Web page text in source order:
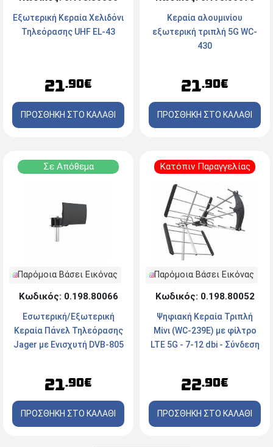
Εξωτερική Κεραία Χελιδόνι
Τηλεόρασης UHF EL-43
21.90€
ΠΡΟΣΘΗΚΗ ΣΤΟ ΚΑΛΑΘΙ
Κεραία αλουμινίου
εξωτερική τριπλή 5G WC-
430
21.90€
ΠΡΟΣΘΗΚΗ ΣΤΟ ΚΑΛΑΘΙ
Σε Απόθεμα
Παρόμοια Βάσει Εικόνας
Κωδικός: 0.198.80066
Εσωτερική/Εξωτερική
Κεραία Πάνελ Τηλεόρασης
Jager με Ενισχυτή DVB-805
21.90€
ΠΡΟΣΘΗΚΗ ΣΤΟ ΚΑΛΑΘΙ
Κατόπιν Παραγγελίας
Παρόμοια Βάσει Εικόνας
Κωδικός: 0.198.80052
Ψηφιακή Κεραία Τριπλή
Μίνι (WC-239E) με φίλτρο
LTE 5G - 7-12 dbi - Σύνδεση
22.90€
ΠΡΟΣΘΗΚΗ ΣΤΟ ΚΑΛΑΘΙ